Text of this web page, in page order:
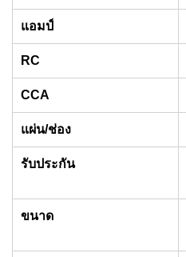
แอมป์
RC
CCA
แผ่น/ช่อง
รับประกัน
ขนาด